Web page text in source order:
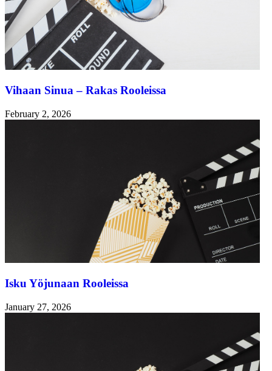
Vihaan Sinua – Rakas Rooleissa
February 2, 2026
Isku Yöjunaan Rooleissa
January 27, 2026